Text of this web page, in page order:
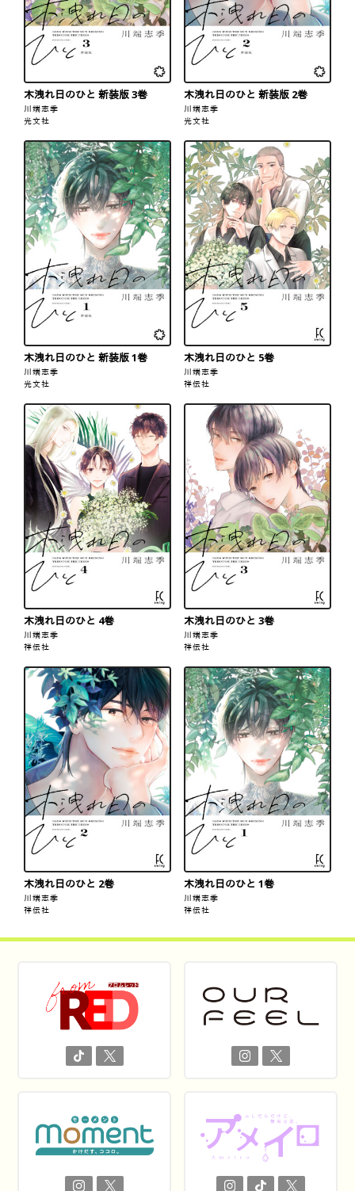
木洩れ日のひと 新装版 3巻
川端志季
光文社
木洩れ日のひと 新装版 2巻
川端志季
光文社
木洩れ日のひと 新装版 1巻
川端志季
光文社
木洩れ日のひと 5巻
川端志季
祥伝社
木洩れ日のひと 4巻
川端志季
祥伝社
木洩れ日のひと 3巻
川端志季
祥伝社
木洩れ日のひと 2巻
川端志季
祥伝社
木洩れ日のひと 1巻
川端志季
祥伝社